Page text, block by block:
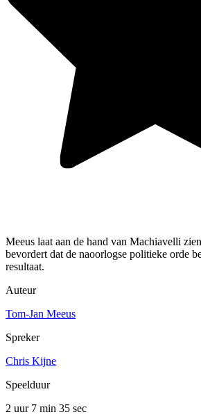
Meeus laat aan de hand van Machiavelli
bevordert dat de naoorlogse politieke orde
resultaat.
Auteur
Tom-Jan Meeus
Spreker
Chris Kijne
Speelduur
2 uur 7 min 35 sec